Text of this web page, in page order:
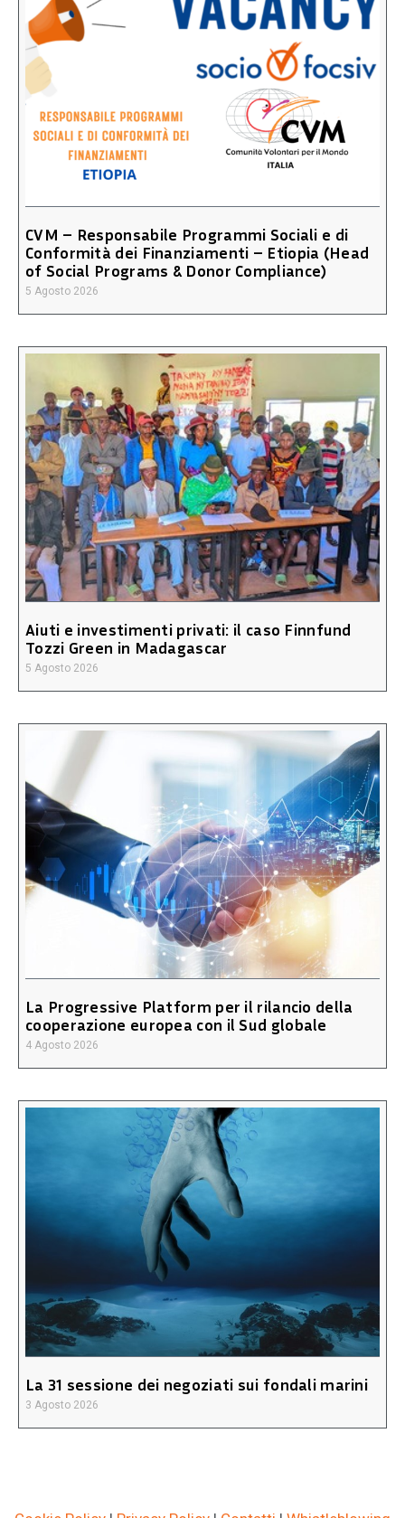
CVM – Responsabile Programmi Sociali e di
Conformità dei Finanziamenti – Etiopia (Head
of Social Programs & Donor Compliance)
5 Agosto 2026
Aiuti e investimenti privati: il caso Finnfund
Tozzi Green in Madagascar
5 Agosto 2026
La Progressive Platform per il rilancio della
cooperazione europea con il Sud globale
4 Agosto 2026
La 31 sessione dei negoziati sui fondali marini
3 Agosto 2026